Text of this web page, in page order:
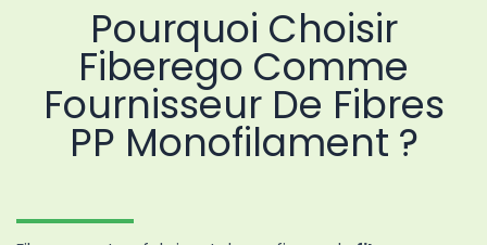
Pourquoi Choisir
Fiberego Comme
Fournisseur De Fibres
PP Monofilament ?